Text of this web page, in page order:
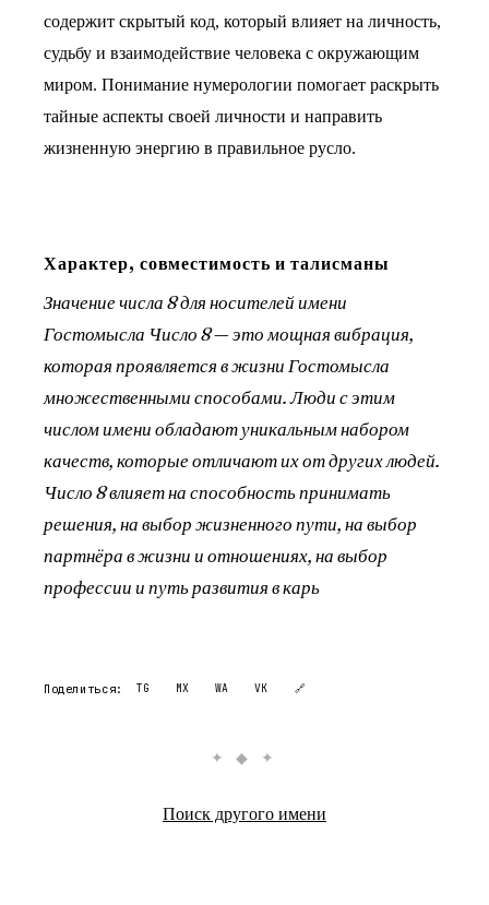
содержит скрытый код, который влияет на личность,
судьбу и взаимодействие человека с окружающим
миром. Понимание нумерологии помогает раскрыть
тайные аспекты своей личности и направить
жизненную энергию в правильное русло.
Характер, совместимость и талисманы
Значение числа 8 для носителей имени
Гостомысла Число 8 — это мощная вибрация,
которая проявляется в жизни Гостомысла
множественными способами. Люди с этим
числом имени обладают уникальным набором
качеств, которые отличают их от других людей.
Число 8 влияет на способность принимать
решения, на выбор жизненного пути, на выбор
партнёра в жизни и отношениях, на выбор
профессии и путь развития в карь
Поделиться: TG MX WA VK 🔗
✦ ◆ ✦
Поиск другого имени